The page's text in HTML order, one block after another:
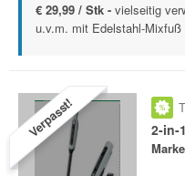
€ 29,99 / Stk - vielseitig
u.v.m. mit Edelstahl-
Verpasst! 2-in-